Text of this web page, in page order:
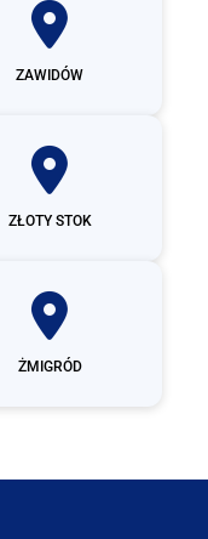
ZAWIDÓW
ZŁOTY STOK
ŻMIGRÓD